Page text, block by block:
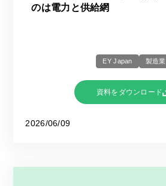
のは電力と供給網
EY Japan 製造業
資料をダウンロード
2026/06/09